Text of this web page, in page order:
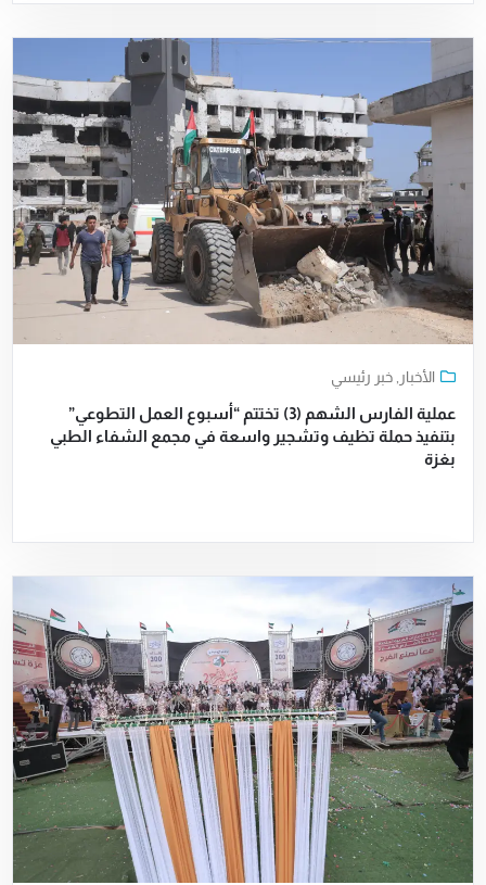
الأخبار ,خبر رئيسي
عملية الفارس الشهم (3) تختتم “أسبوع العمل التطوعي”
بتنفيذ حملة تظيف وتشجير واسعة في مجمع الشفاء الطبي
بغزة